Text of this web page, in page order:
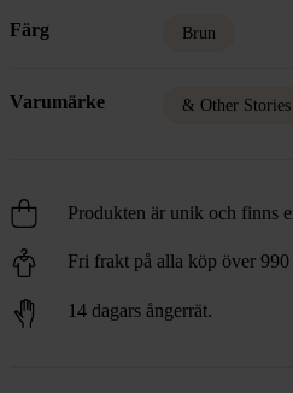
Färg Brun
Varumärke & Other Stories
Produkten är unik och finns
Fri frakt på alla köp över 990
14 dagars ångerrät.